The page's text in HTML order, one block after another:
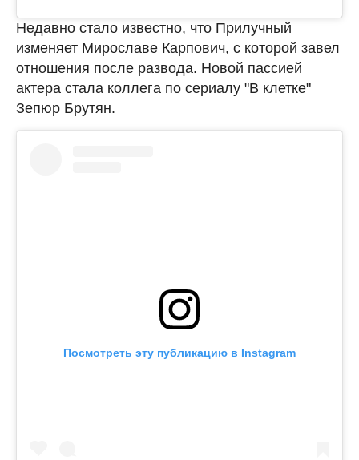
Недавно стало известно, что Прилучный
изменяет Мирославе Карпович, с которой завел
отношения после развода. Новой пассией
актера стала коллега по сериалу "В клетке"
Зепюр Брутян.
Посмотреть эту публикацию в Instagram